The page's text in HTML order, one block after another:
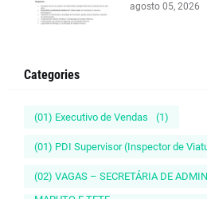
agosto 05, 2026
Categories
(01) Executivo de Vendas (1)
(01) PDI Supervisor (Inspector de
(02) VAGAS – SECRETÁRIA DE